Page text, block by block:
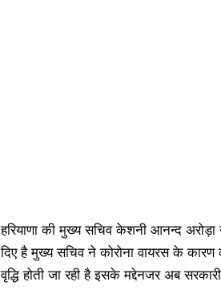
हरियाणा की मुख्य सचिव केशनी आनन्द अरोड़ा
दिए है मुख्य सचिव ने कोरोना वायरस के कारण
वृद्धि होती जा रही है इसके मद्देनजर अब